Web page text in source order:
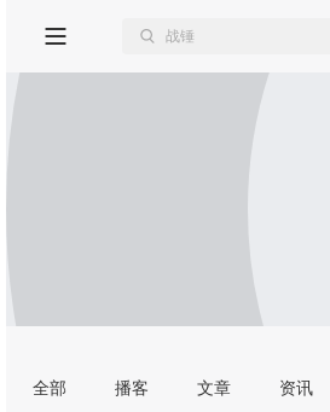
全部 播客 文章 资讯